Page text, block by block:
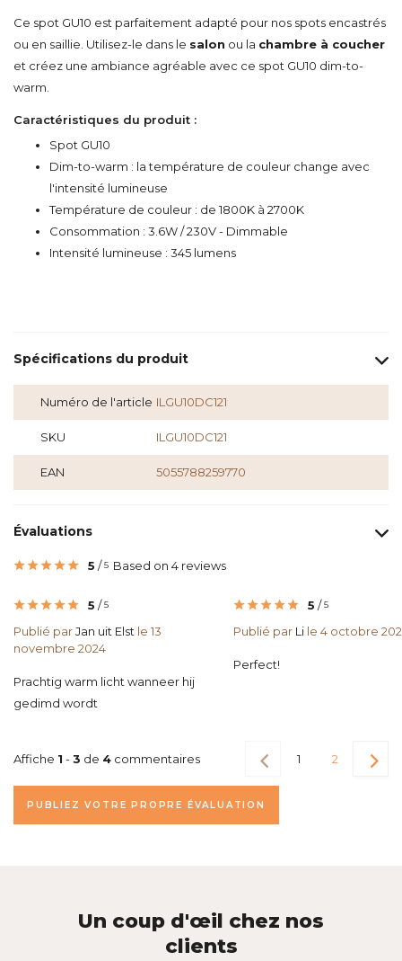
Ce spot GU10 est parfaitement adapté pour nos spots encastrés
ou en saillie. Utilisez-le dans le salon ou la chambre à coucher
et créez une ambiance agréable avec ce spot GU10 dim-to-
warm.
Caractéristiques du produit :
Spot GU10
Dim-to-warm : la température de couleur change avec
l'intensité lumineuse
Température de couleur : de 1800K à 2700K
Consommation : 3.6W / 230V - Dimmable
Intensité lumineuse : 345 lumens
Spécifications du produit
Numéro de l'article ILGU10DC121
SKU ILGU10DC121
EAN 5055788259770
Évaluations
5 /5 Based on 4 reviews
5 /5
Publié parJan uit Elst le 13
novembre 2024
Prachtig warm licht wanneer hij
gedimd wordt
5 /5
Publié par Li le 4 octobre
Perfect!
Affiche 1 -3 de 4 commentaires 1 2
PUBLIEZ VOTRE PROPRE ÉVALUATION
Un coup d'œil chez nos
clients